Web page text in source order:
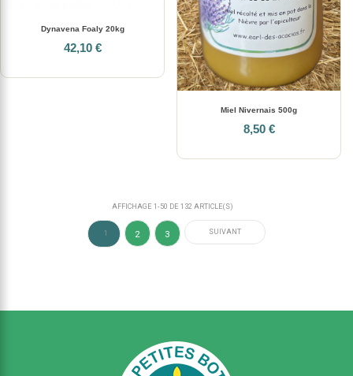
Dynavena Foaly 20kg
42,10 €
Miel Nivernais 500g
8,50 €
AFFICHAGE 1-50 DE 132 ARTICLE(S)
1 2 3 SUIVANT